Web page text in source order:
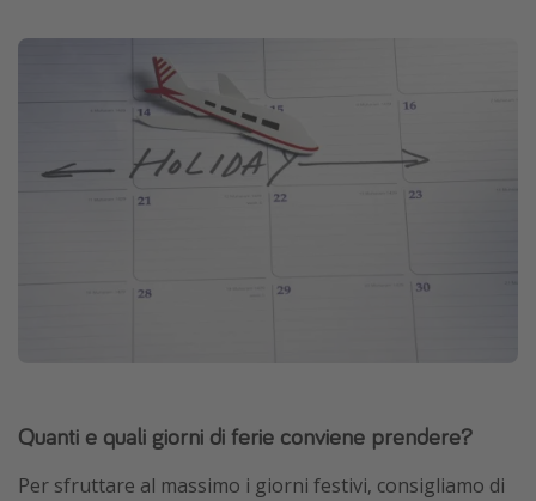
Quanti e quali giorni di ferie conviene prendere?
Per sfruttare al massimo i giorni festivi, consigliamo di